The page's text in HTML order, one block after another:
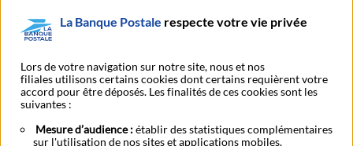
Alertes fraudes et points de vigilanceActualités réglementairesCGU
Accessibilité – Partiellement conformeEspace candidature
BFI - Banque de Financement et d'Investissement
Le fonds de garantie des dépôts et de résolution
La Banque Postale respecte votre vie privée
Lors de votre navigation sur notre site, nous et nos
filiales utilisons certains cookies dont certains requièrent votre
accord pour être déposés. Les finalités de ces cookies sont les
suivantes :
Mesure d’audience :établir des statistiques complémentaires
sur l'utilisation de nos sites et applications mobiles.